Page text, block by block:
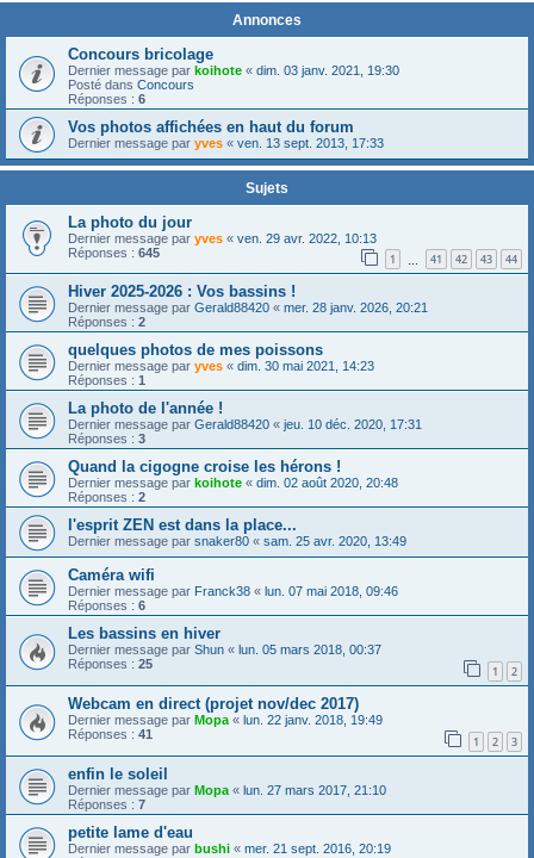
Annonces
Concours bricolage
Dernier message par koihote « dim. 03 janv. 2021, 19:30
Posté dans Concours
Réponses : 6
Vos photos affichées en haut du forum
Dernier message par yves « ven. 13 sept. 2013, 17:33
Sujets
La photo du jour
Dernier message par yves « ven. 29 avr. 2022, 10:13
Réponses : 645 1 41 42 43 44
Hiver 2025-2026 : Vos bassins !
Dernier message par Gerald88420 « mer. 28 janv. 2026, 20:21
Réponses : 2
quelques photos de mes poissons
Dernier message par yves « dim. 30 mai 2021, 14:23
Réponses : 1
La photo de l'année !
Dernier message par Gerald88420 « jeu. 10 déc. 2020, 17:31
Réponses : 3
Quand la cigogne croise les hérons !
Dernier message par koihote « dim. 02 août 2020, 20:48
Réponses : 2
l'esprit ZEN est dans la place...
Dernier message par snaker80 « sam. 25 avr. 2020, 13:49
Caméra wifi
Dernier message par Franck38 « lun. 07 mai 2018, 09:46
Réponses : 6
Les bassins en hiver
Dernier message par Shun « lun. 05 mars 2018, 00:37
Réponses : 25 1 2
Webcam en direct (projet nov/dec 2017)
Dernier message par Mopa « lun. 22 janv. 2018, 19:49
Réponses : 41 1 2 3
enfin le soleil
Dernier message par Mopa « lun. 27 mars 2017, 21:10
Réponses : 7
petite lame d'eau
Dernier message par bushi « mer. 21 sept. 2016, 20:19